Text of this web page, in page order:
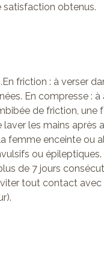
satisfaction obtenus.
friction : à verser
En compresse :
de friction, une
laver les mains
femme enceinte ou
ou
de 7 jours
tout contact avec